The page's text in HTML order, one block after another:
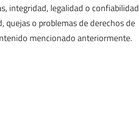
integridad, legalidad o confiabilidad
o problemas de derechos de
mencionado anteriormente.